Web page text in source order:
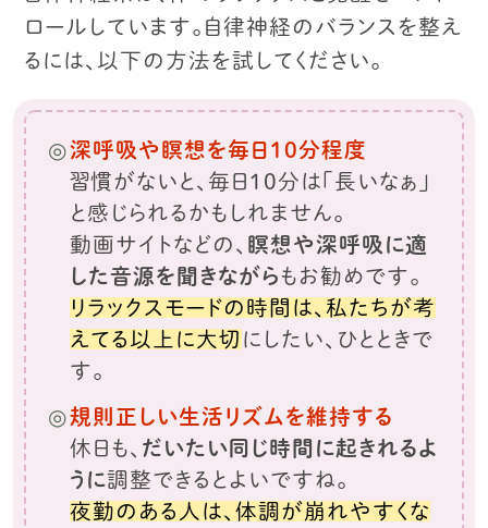
ロールしています。 自律神経のバランスを整え
るには、以下の方法を試してください。
深呼吸や瞑想を毎日10分程度
習慣がないと、毎日10分は「長いなぁ」
と感じられるかもしれません。
動画サイトなどの、 瞑想や深呼吸に適
した音源を聞きながらもお勧めです。
リラックスモードの時間は、私たちが考
えてる以上に大切 にしたい、ひとときで
す。
規則正しい生活リズムを維持する
休日も、 だいたい同じ時間に起きれるよ
うに調整できるとよいですね。
夜勤のある人は、体調が崩れやすくな